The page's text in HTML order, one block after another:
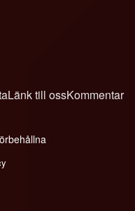
Länk till ossKommentar